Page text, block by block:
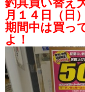
月１４日（日
期間中は買っ
よ！